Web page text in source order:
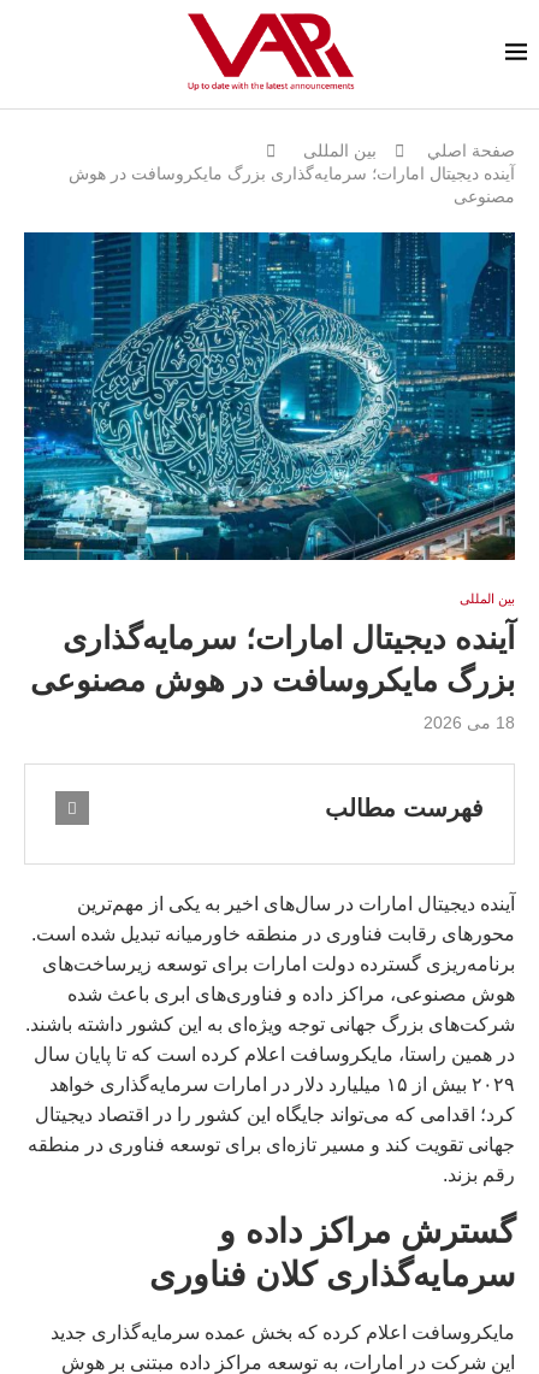
صفحة اصلي
بين المللى
آینده دیجیتال امارات؛ سرمایه‌گذاری بزرگ مایکروسافت در هوش
مصنوعی
بين المللى
آینده دیجیتال امارات؛ سرمایه‌گذاری
بزرگ مایکروسافت در هوش مصنوعی
18 می 2026
فهرست مطالب
آینده دیجیتال امارات در سال‌های اخیر به یکی از مهم‌ترین
محورهای رقابت فناوری در منطقه خاورمیانه تبدیل شده است.
برنامه‌ریزی گسترده دولت امارات برای توسعه زیرساخت‌های
هوش مصنوعی، مراکز داده و فناوری‌های ابری باعث شده
شرکت‌های بزرگ جهانی توجه ویژه‌ای به این کشور داشته باشند.
در همین راستا، مایکروسافت اعلام کرده است که تا پایان سال
۲۰۲۹ بیش از ۱۵ میلیارد دلار در امارات سرمایه‌گذاری خواهد
کرد؛ اقدامی که می‌تواند جایگاه این کشور را در اقتصاد دیجیتال
جهانی تقویت کند و مسیر تازه‌ای برای توسعه فناوری در منطقه
رقم بزند.
گسترش مراکز داده و
سرمایه‌گذاری کلان فناوری
مایکروسافت اعلام کرده که بخش عمده سرمایه‌گذاری جدید
این شرکت در امارات، به توسعه مراکز داده مبتنی بر هوش